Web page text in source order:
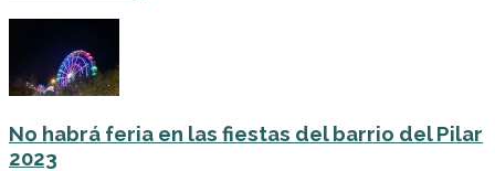
No habrá feria en las fiestas del barrio del Pilar
2023